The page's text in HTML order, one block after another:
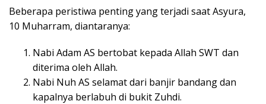
Beberapa peristiwa penting yang terjadi saat Asyura,
10 Muharram, diantaranya:
Nabi Adam AS bertobat kepada Allah SWT dan
diterima oleh Allah.
Nabi Nuh AS selamat dari banjir bandang dan
kapalnya berlabuh di bukit Zuhdi.